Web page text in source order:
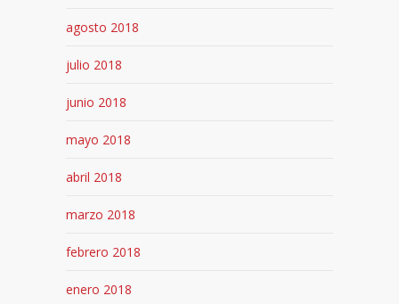
agosto 2018
julio 2018
junio 2018
mayo 2018
abril 2018
marzo 2018
febrero 2018
enero 2018